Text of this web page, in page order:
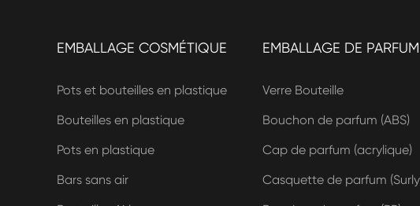
EMBALLAGE COSMÉTIQUE
Pots et bouteilles en plastique
Bouteilles en plastique
Pots en plastique
Bars sans air
EMBALLAGE DE PARFUM
Verre Bouteille
Bouchon de parfum (ABS)
Cap de parfum (acrylique)
Casquette de parfum